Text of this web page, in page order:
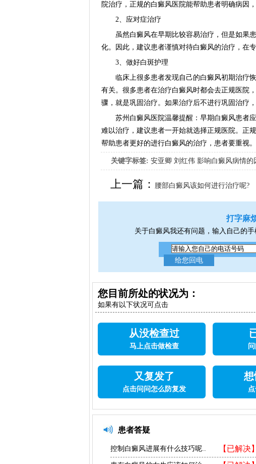
院治疗，正规的白癜风医院能帮助患者明确病因，
2、应对症治疗
虽然白癜风在早期比较容易治疗，但是如果患
化。因此，建议患者谨慎对待白癜风的治疗，在
3、做好白斑护理
临床上很多患者发现自己的白癜风初期治疗恢
有关。很多患者在治疗白癜风时都会去正规医院
骤，就是巩固治疗。如果治疗后不进行巩固治疗
苏州白癜风医院温馨提醒：早期白癜风患者应
难以治疗，建议患者一开始就选择正规医院。正
帮助患者更好的进行白癜风的治疗，患者要重视。
关键字标签: 安亚卿 刘红伟 影响白癜风病情的
女生应该如何治疗呢
上一篇： 腰部白癜风该如何进行治疗呢?
打字麻
关于白癜风我还有问题，输入自己的
您目前所处的状况为：
如果有以下状况可点击
从没检查过
马上点击做检查
又复发了
点击问问怎么防复发
想
患者答疑
【已解决】
控制白癜风进展有什么技巧呢..